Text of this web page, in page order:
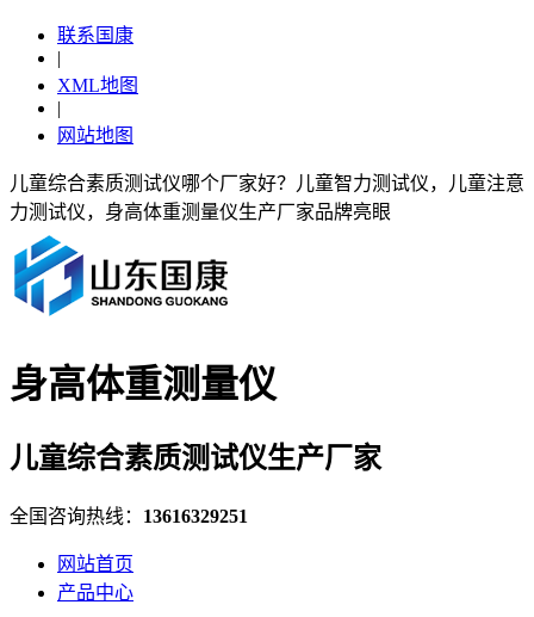
联系国康
|
XML地图
|
网站地图
儿童综合素质测试仪哪个厂家好？儿童智力测试仪，儿童注意
力测试仪，身高体重测量仪生产厂家品牌亮眼
身高体重测量仪
儿童综合素质测试仪生产厂家
全国咨询热线： 13616329251
网站首页
产品中心